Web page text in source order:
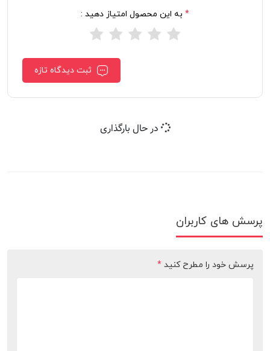
* به این محصول امتیاز دهید :
در حال بارگذاری
پرسش های کاربران
پرسش خود را مطرح کنید *